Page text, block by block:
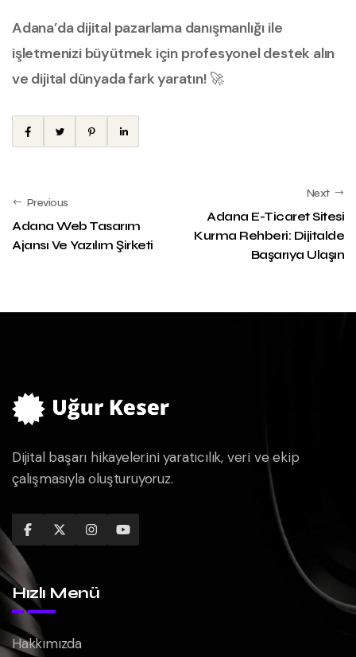
Adana’da dijital pazarlama danışmanlığı ile
işletmenizi büyütmek için profesyonel destek alın
ve dijital dünyada fark yaratın!🚀
Previous
Adana Web Tasarım
Ajansı Ve Yazılım Şirketi
Next
Adana E-Ticaret Sitesi
Kurma Rehberi: Dijitalde
Başarıya Ulaşın
Dijital başarı hikayelerini yaratıcılık, veri ve ekip
çalışmasıyla oluşturuyoruz.
Hızlı Menü
Hakkımızda